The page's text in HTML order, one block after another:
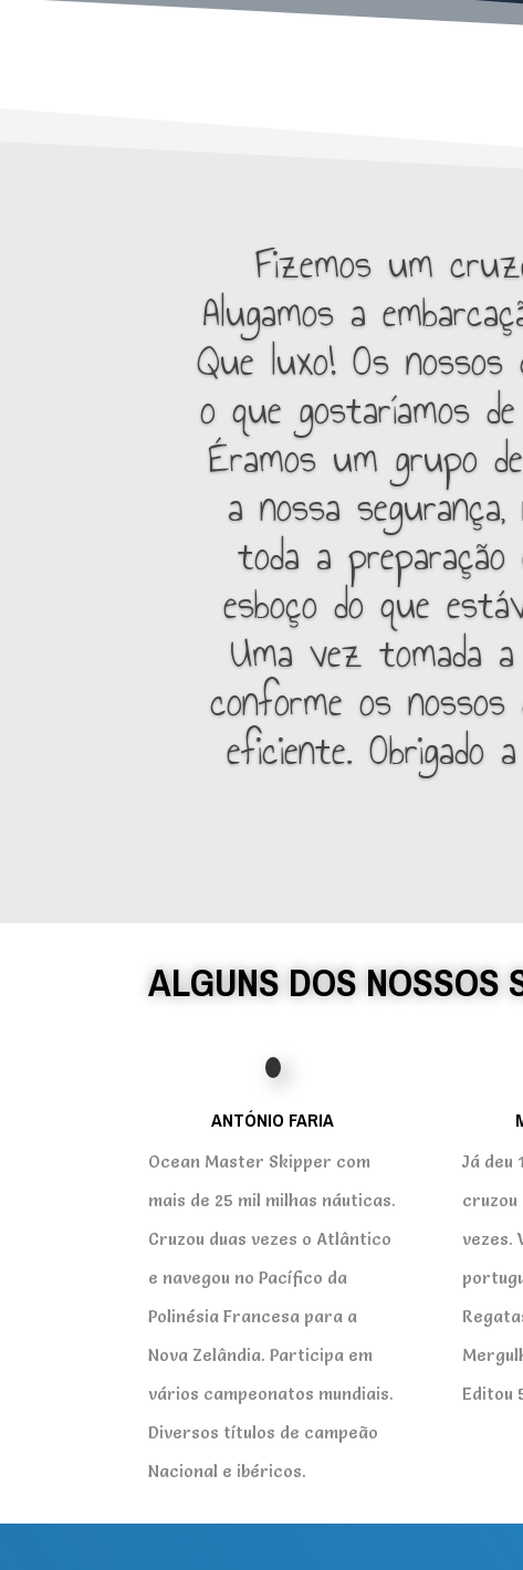
Fizemos um
Alugamos a
Que luxo! Os nossos
o que gostaríamos
Éramos um grupo
a nossa
toda a
esboço do que
Uma vez tomada
conforme os
eficiente. Obrigado
ALGUNS DOS NOSSOS
ANTÓNIO FARIA
Ocean Master Skipper com
mais de 25 mil milhas náuticas.
Cruzou duas vezes o Atlântico
e navegou no Pacífico da
Polinésia Francesa para a
Nova Zelândia. Participa em
vários campeonatos mundiais.
Diversos títulos de campeão
Nacional e ibéricos.
Já deu
cruzou
vezes.
Editou